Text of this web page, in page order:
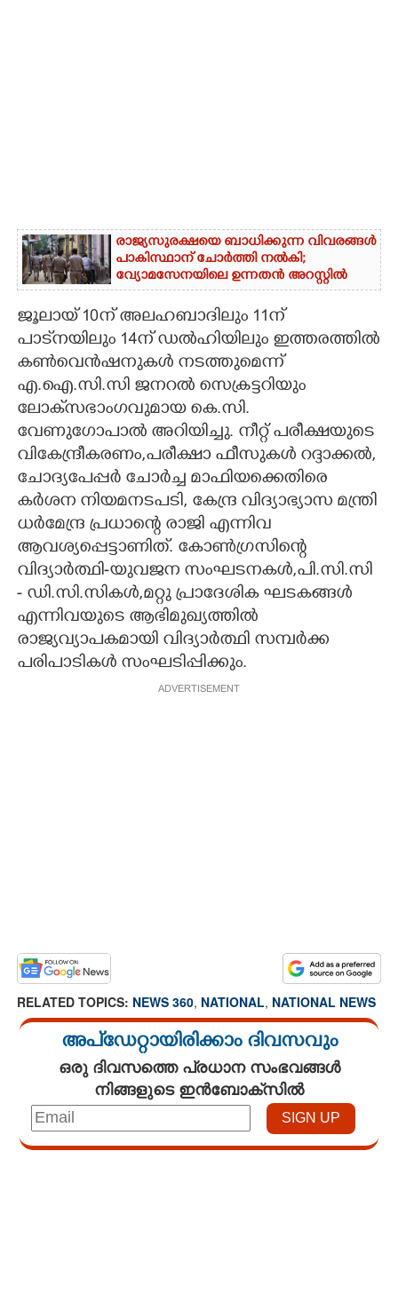
രാജ്യസുരക്ഷയെ ബാധിക്കുന്ന വിവരങ്ങൾ
പാകിസ്ഥാന് ചോ‌ർത്തി നൽകി;
വ്യോമസേനയിലെ ഉന്നതൻ അറസ്റ്റിൽ
ജൂലായ് 10ന് അലഹബാദിലും 11ന്
പാട്‌നയിലും 14ന് ഡൽഹിയിലും ഇത്തരത്തിൽ
കൺവെൻഷനുകൾ നടത്തുമെന്ന്
എ.ഐ.സി.സി ജനറൽ സെക്രട്ടറിയും
ലോക്‌സഭാംഗവുമായ കെ.സി.
വേണുഗോപാൽ അറിയിച്ചു. നീറ്റ് പരീക്ഷയുടെ
വികേന്ദ്രീകരണം,പരീക്ഷാ ഫീസുകൾ റദ്ദാക്കൽ,​
ചോദ്യപേപ്പർ ചോർച്ച മാഫിയക്കെതിരെ
കർശന നിയമനടപടി, കേന്ദ്ര വിദ്യാഭ്യാസ മന്ത്രി
ധർമേന്ദ്ര പ്രധാന്റെ രാജി എന്നിവ
ആവശ്യപ്പെട്ടാണിത്. കോൺഗ്രസിന്റെ
വിദ്യാർത്ഥി-യുവജന സംഘടനകൾ,പി.സി.സി
- ഡി.സി.സികൾ,മറ്റു പ്രാദേശിക ഘടകങ്ങൾ
എന്നിവയുടെ ആഭിമുഖ്യത്തിൽ
രാജ്യവ്യാപകമായി വിദ്യാർത്ഥി സമ്പർക്ക
പരിപാടികൾ സംഘടിപ്പിക്കും.
ADVERTISEMENT
RELATED TOPICS: NEWS 360, NATIONAL, NATIONAL NEWS
അപ്ഡേറ്റായിരിക്കാം ദിവസവും
ഒരു ദിവസത്തെ പ്രധാന സംഭവങ്ങൾ
നിങ്ങളുടെ ഇൻബോക്സിൽ